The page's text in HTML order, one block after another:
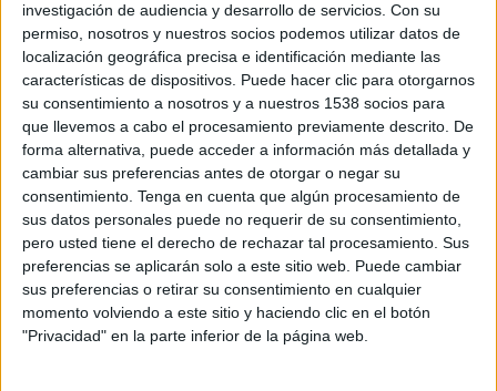
investigación de audiencia y desarrollo de servicios. Con su
permiso, nosotros y nuestros socios podemos utilizar datos de
localización geográfica precisa e identificación mediante las
características de dispositivos. Puede hacer clic para otorgarnos
su consentimiento a nosotros y a nuestros 1538 socios para
que llevemos a cabo el procesamiento previamente descrito. De
forma alternativa, puede acceder a información más detallada y
cambiar sus preferencias antes de otorgar o negar su
consentimiento. Tenga en cuenta que algún procesamiento de
sus datos personales puede no requerir de su consentimiento,
pero usted tiene el derecho de rechazar tal procesamiento. Sus
preferencias se aplicarán solo a este sitio web. Puede cambiar
sus preferencias o retirar su consentimiento en cualquier
momento volviendo a este sitio y haciendo clic en el botón
"Privacidad" en la parte inferior de la página web.
Client service director: Anna Torres
Directora de cuentas: Andrea Palacios
Director creativo: Álvaro Lens
Director de arte: Joan Gutiérrez, Daniel Ramos
Experience design: Gabriel Pangua
Redactor creativo: Felipe Tejera
Content & social media manager: Marta Aznar
Tech & desarrollo: Ismael Luque, Juan Luis Pérez